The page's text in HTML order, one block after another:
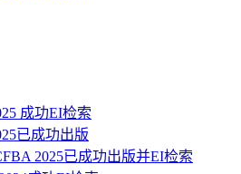
成功EI检索
已成功出版
2025已成功出版并EI检索